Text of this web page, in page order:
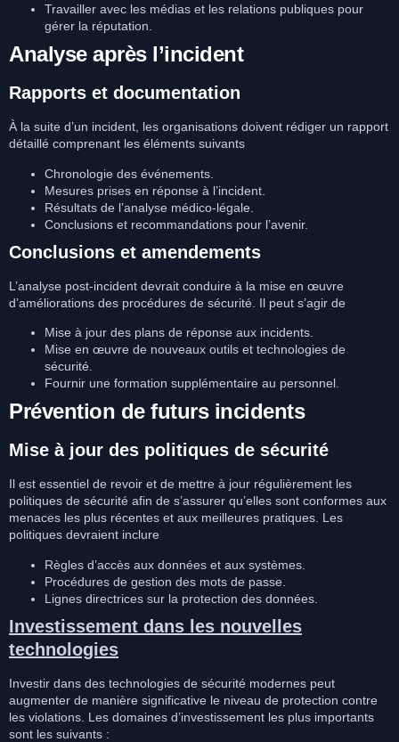
Travailler avec les médias et les relations publiques pour
gérer la réputation.
Analyse après l’incident
Rapports et documentation
À la suite d’un incident, les organisations doivent rédiger un rapport
détaillé comprenant les éléments suivants
Chronologie des événements.
Mesures prises en réponse à l’incident.
Résultats de l’analyse médico-légale.
Conclusions et recommandations pour l’avenir.
Conclusions et amendements
L’analyse post-incident devrait conduire à la mise en œuvre
d’améliorations des procédures de sécurité. Il peut s’agir de
Mise à jour des plans de réponse aux incidents.
Mise en œuvre de nouveaux outils et technologies de
sécurité.
Fournir une formation supplémentaire au personnel.
Prévention de futurs incidents
Mise à jour des politiques de sécurité
Il est essentiel de revoir et de mettre à jour régulièrement les
politiques de sécurité afin de s’assurer qu’elles sont conformes aux
menaces les plus récentes et aux meilleures pratiques. Les
politiques devraient inclure
Règles d’accès aux données et aux systèmes.
Procédures de gestion des mots de passe.
Lignes directrices sur la protection des données.
Investissement dans les nouvelles
technologies
Investir dans des technologies de sécurité modernes peut
augmenter de manière significative le niveau de protection contre
les violations. Les domaines d’investissement les plus importants
sont les suivants :